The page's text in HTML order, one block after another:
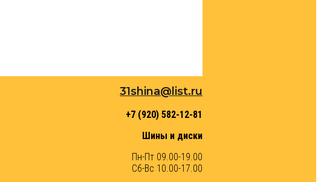
31shina@list.ru
+7 (920) 582-12-81
Шины и диски
Пн-Пт 09.00-19.00
Сб-Вс 10.00-17.00